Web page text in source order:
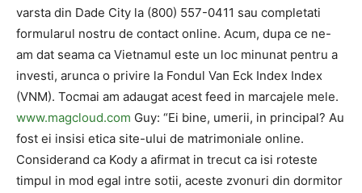
varsta din Dade City la (800) 557-0411 sau completati
formularul nostru de contact online. Acum, dupa ce ne-
am dat seama ca Vietnamul este un loc minunat pentru a
investi, arunca o privire la Fondul Van Eck Index Index
(VNM). Tocmai am adaugat acest feed in marcajele mele.
www.magcloud.com Guy: “Ei bine, umerii, in principal? Au
fost ei insisi etica site-ului de matrimoniale online.
Considerand ca Kody a afirmat in trecut ca isi roteste
timpul in mod egal intre sotii, aceste zvonuri din dormitor